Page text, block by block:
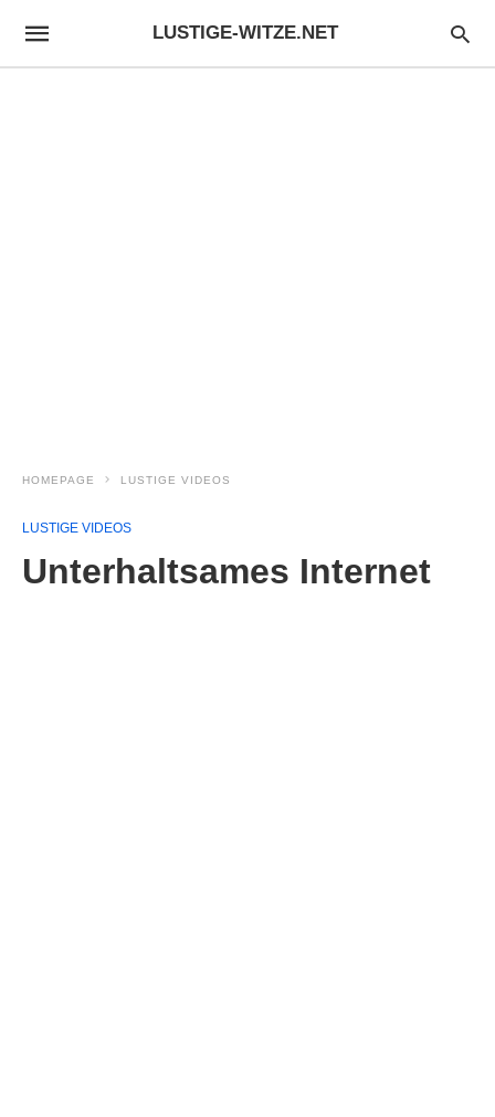
LUSTIGE-WITZE.NET
HOMEPAGE LUSTIGE VIDEOS
LUSTIGE VIDEOS
Unterhaltsames Internet